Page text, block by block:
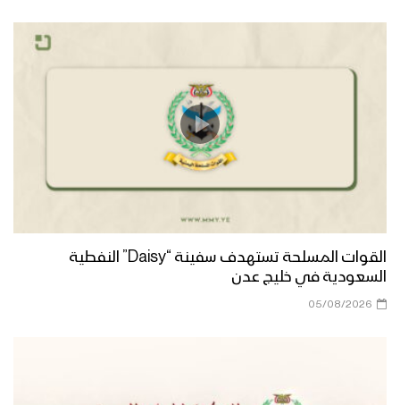
القوات المسلحة تستهدف سفينة “Daisy” النفطية
السعودية في خليج عدن
05/08/2026